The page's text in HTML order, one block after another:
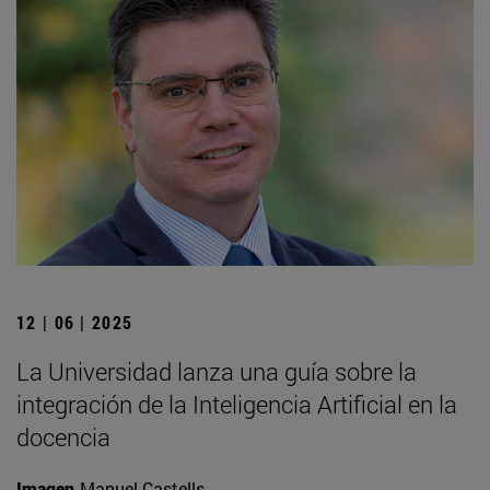
12 | 06 | 2025
La Universidad lanza una guía sobre la
integración de la Inteligencia Artificial en la
docencia